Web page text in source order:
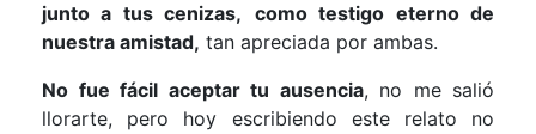
junto a tus cenizas, como testigo eterno de
nuestra amistad, tan apreciada por ambas.
No fue fácil aceptar tu ausencia, no me salió
llorarte, pero hoy escribiendo este relato no